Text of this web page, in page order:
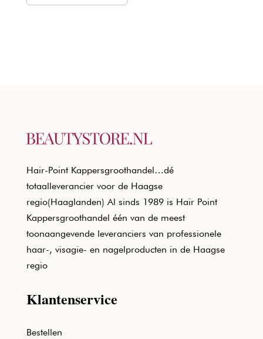
Hair-Point Kappersgroothandel…dé
totaalleverancier voor de Haagse
regio(Haaglanden) Al sinds 1989 is Hair Point
Kappersgroothandel één van de meest
toonaangevende leveranciers van professionele
haar-, visagie- en nagelproducten in de Haagse
regio
Klantenservice
Bestellen